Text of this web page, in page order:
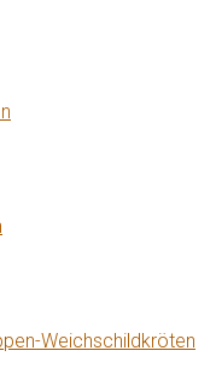
Weichschildkröten